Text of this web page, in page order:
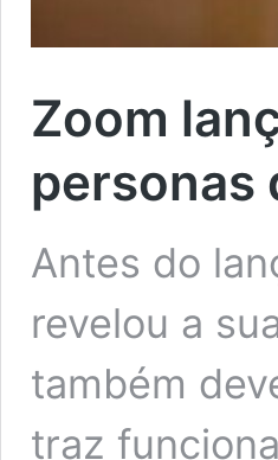
Zoom
personas
Antes do
revelou a
também
traz